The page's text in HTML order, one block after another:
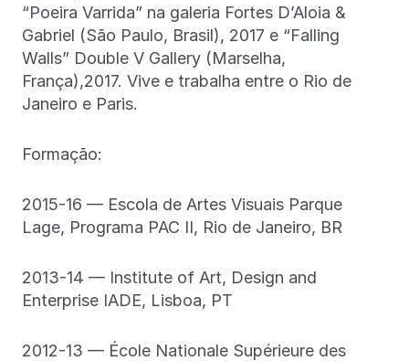
“Poeira Varrida” na galeria Fortes D’Aloia &
Gabriel (São Paulo, Brasil), 2017 e “Falling
Walls” Double V Gallery (Marselha,
França),2017. Vive e trabalha entre o Rio de
Janeiro e Paris.
Formação:
2015-16 — Escola de Artes Visuais Parque
Lage, Programa PAC II, Rio de Janeiro, BR
2013-14 — Institute of Art, Design and
Enterprise IADE, Lisboa, PT
2012-13 — École Nationale Supérieure des